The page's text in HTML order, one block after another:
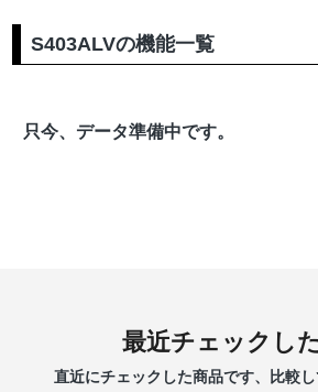
S403ALVの機能一覧
只今、データ準備中です。
最近チェックし
直近にチェックした商品です、比較し